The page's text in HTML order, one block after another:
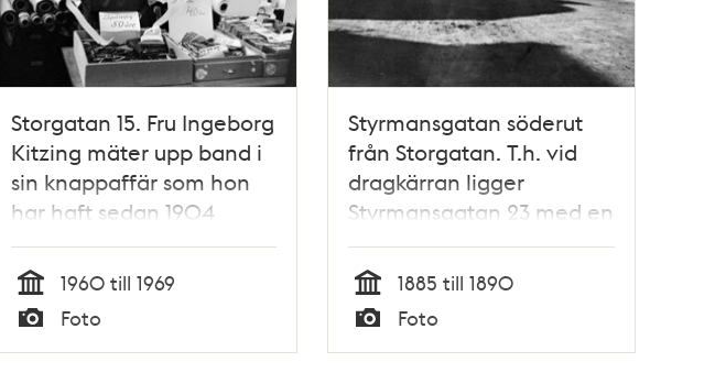
Storgatan 15. Fru Ingeborg
Kitzing mäter upp band i
sin knappaffär som hon
har haft sedan 1904
Tid
1960 till 1969
Typ
Foto
Styrmansgatan söderut
från Storgatan. T.h. vid
dragkärran ligger
Styrmansgatan 23 med en
matvaruhandel. I fonden,
vid Strandvägen, skymtar
ett segelfartyg
Tid
1885 till 1890
Typ
Foto